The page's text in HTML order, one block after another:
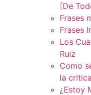
[De
Frases
Frases
Los
Ruiz
Como
la critica
¿Estoy